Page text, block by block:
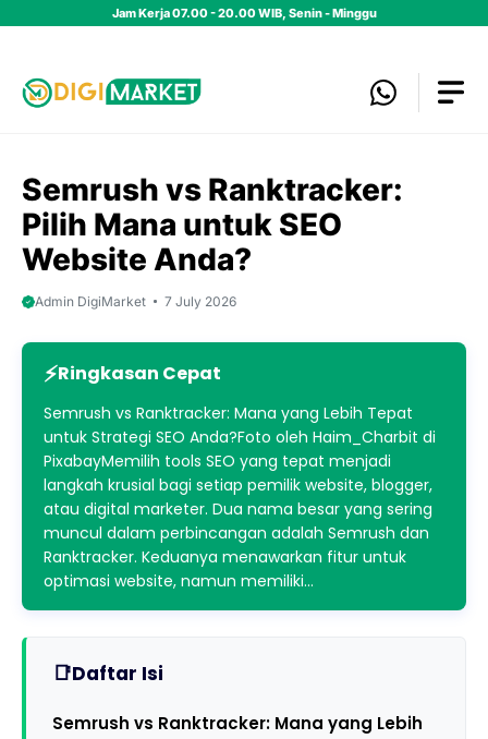
Jam Kerja 07.00 - 20.00 WIB, Senin - Minggu
Semrush vs Ranktracker:
Pilih Mana untuk SEO
Website Anda?
Admin DigiMarket 7 July 2026
Ringkasan Cepat
Semrush vs Ranktracker: Mana yang Lebih Tepat
untuk Strategi SEO Anda?Foto oleh Haim_Charbit di
PixabayMemilih tools SEO yang tepat menjadi
langkah krusial bagi setiap pemilik website, blogger,
atau digital marketer. Dua nama besar yang sering
muncul dalam perbincangan adalah Semrush dan
Ranktracker. Keduanya menawarkan fitur untuk
optimasi website, namun memiliki…
Daftar Isi
Semrush vs Ranktracker: Mana yang Lebih